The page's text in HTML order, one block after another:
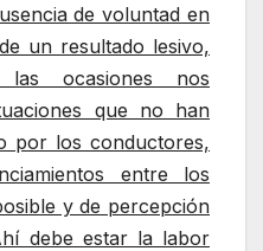
de voluntad en
un resultado lesivo,
ocasiones nos
que no han
por los conductores,
entre los
y de percepción
debe estar la labor